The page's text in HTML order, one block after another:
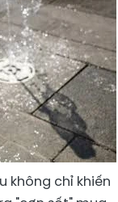
không chỉ khiến